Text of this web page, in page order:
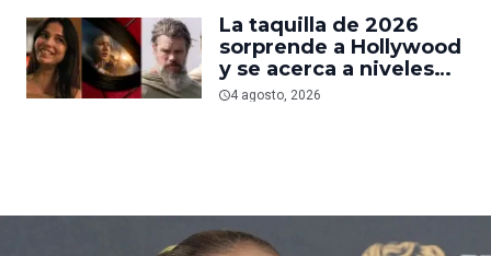
Hollywood e hizo su
nueva película gore
La taquilla de 2026
sorprende a Hollywood
y se acerca a niveles
anteriores a la
4 agosto, 2026